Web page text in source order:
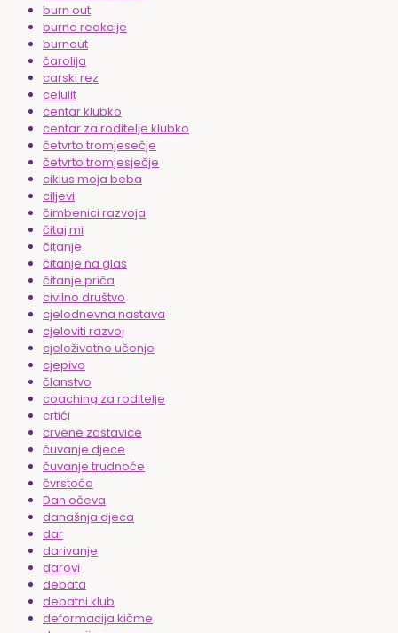
burn out
burne reakcije
burnout
čarolija
carski rez
celulit
centar klubko
centar za roditelje klubko
četvrto tromjesečje
četvrto tromjesječje
ciklus moja beba
ciljevi
čimbenici razvoja
čitaj mi
čitanje
čitanje na glas
čitanje priča
civilno društvo
cjelodnevna nastava
cjeloviti razvoj
cjeloživotno učenje
cjepivo
članstvo
coaching za roditelje
crtići
crvene zastavice
čuvanje djece
čuvanje trudnoće
čvrstoća
Dan očeva
današnja djeca
dar
darivanje
darovi
debata
debatni klub
deformacija kičme